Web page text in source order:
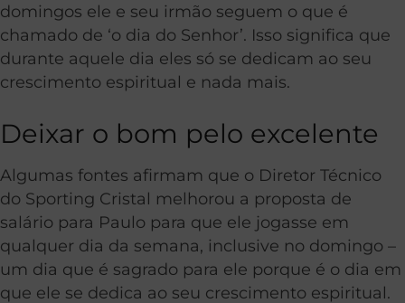
domingos ele e seu irmão seguem o que é
chamado de ‘o dia do Senhor’. Isso significa que
durante aquele dia eles só se dedicam ao seu
crescimento espiritual e nada mais.
Deixar o bom pelo excelente
Algumas fontes afirmam que o Diretor Técnico
do Sporting Cristal melhorou a proposta de
salário para Paulo para que ele jogasse em
qualquer dia da semana, inclusive no domingo –
um dia que é sagrado para ele porque é o dia em
que ele se dedica ao seu crescimento espiritual.